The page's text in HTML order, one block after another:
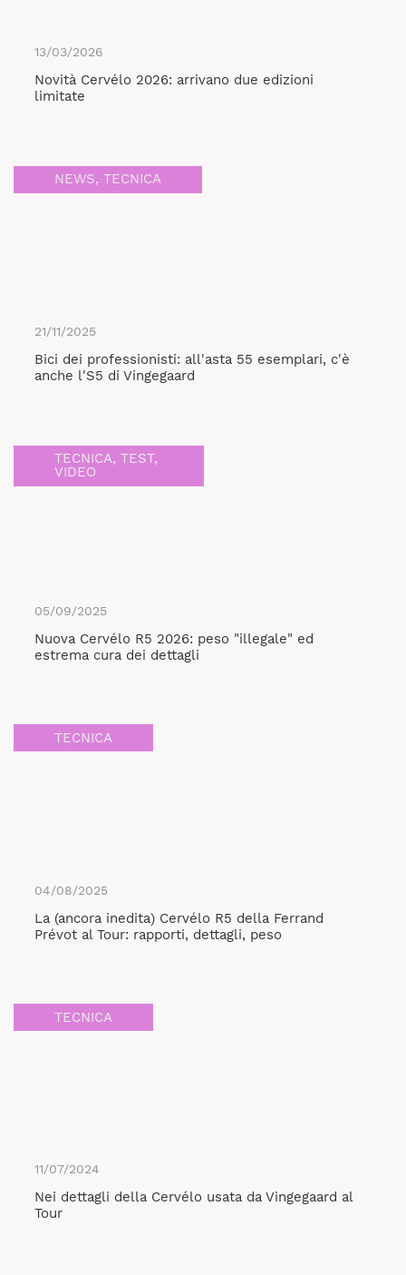
13/03/2026
Novità Cervélo 2026: arrivano due edizioni
limitate
NEWS, TECNICA
21/11/2025
Bici dei professionisti: all'asta 55 esemplari, c'è
anche l'S5 di Vingegaard
TECNICA, TEST,
VIDEO
05/09/2025
Nuova Cervélo R5 2026: peso "illegale" ed
estrema cura dei dettagli
TECNICA
04/08/2025
La (ancora inedita) Cervélo R5 della Ferrand
Prévot al Tour: rapporti, dettagli, peso
TECNICA
11/07/2024
Nei dettagli della Cervélo usata da Vingegaard al
Tour